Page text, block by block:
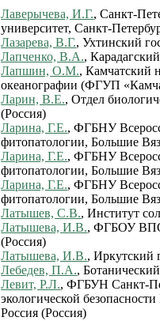
Лаверычева, И.Г., Санкт-
университет, Санкт-
Лазарева, В.Г., Ухтинский
Лапченко, В.А.,
Лапшин, О.М., Камчатский
океанографии (ФГУП
Ларин, В.Е., Отдел
(Россия)
Ларина, Г.Е., ФГБНУ
фитопатологии, Большие
Ларина, Г.Е., ФГБНУ
фитопатологии, Большие
Ларина, Г.Е., ФГБНУ
фитопатологии, Большие
Латышев, С.В., Институт
Латышева, И.В., ФГБОУ ВПО
(Россия)
Латышева, И.В., Иркутский
Лебедев, П.А.,
Левит, Р.Л., ФГБУН Санкт-
экологической
Россия (Россия)